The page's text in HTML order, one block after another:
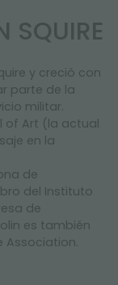
SQUIRE
y creció con
parte de la
militar.
of Art (la actual
en la
de
del Instituto
de
es también
Association.